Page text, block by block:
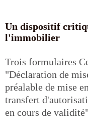
Un dispositif
l'immobilier
Trois formulaires
"Déclaration de
préalable de mise
transfert
en cours de